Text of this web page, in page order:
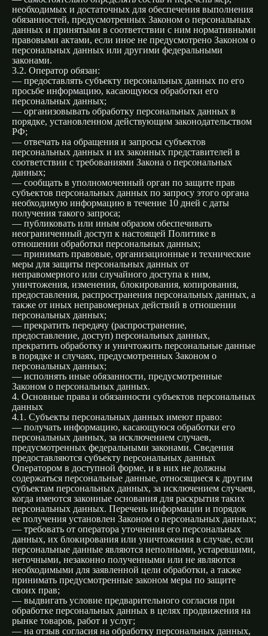
необходимых и достаточных для обеспечения выполнения
обязанностей, предусмотренных Законом о персональных
данных и принятыми в соответствии с ним нормативными
правовыми актами, если иное не предусмотрено Законом о
персональных данных или другими федеральными
законами.
3.2. Оператор обязан:
— предоставлять субъекту персональных данных по его
просьбе информацию, касающуюся обработки его
персональных данных;
— организовывать обработку персональных данных в
порядке, установленном действующим законодательством
РФ;
— отвечать на обращения и запросы субъектов
персональных данных и их законных представителей в
соответствии с требованиями Закона о персональных
данных;
— сообщать в уполномоченный орган по защите прав
субъектов персональных данных по запросу этого органа
необходимую информацию в течение 10 дней с даты
получения такого запроса;
— публиковать или иным образом обеспечивать
неограниченный доступ к настоящей Политике в
отношении обработки персональных данных;
— принимать правовые, организационные и технические
меры для защиты персональных данных от
неправомерного или случайного доступа к ним,
уничтожения, изменения, блокирования, копирования,
предоставления, распространения персональных данных, а
также от иных неправомерных действий в отношении
персональных данных;
— прекратить передачу (распространение,
предоставление, доступ) персональных данных,
прекратить обработку и уничтожить персональные данные
в порядке и случаях, предусмотренных Законом о
персональных данных;
— исполнять иные обязанности, предусмотренные
Законом о персональных данных.
4. Основные права и обязанности субъектов персональных
данных
4.1. Субъекты персональных данных имеют право:
— получать информацию, касающуюся обработки его
персональных данных, за исключением случаев,
предусмотренных федеральными законами. Сведения
предоставляются субъекту персональных данных
Оператором в доступной форме, и в них не должны
содержаться персональные данные, относящиеся к другим
субъектам персональных данных, за исключением случаев,
когда имеются законные основания для раскрытия таких
персональных данных. Перечень информации и порядок
ее получения установлен Законом о персональных данных;
— требовать от оператора уточнения его персональных
данных, их блокирования или уничтожения в случае, если
персональные данные являются неполными, устаревшими,
неточными, незаконно полученными или не являются
необходимыми для заявленной цели обработки, а также
принимать предусмотренные законом меры по защите
своих прав;
— выдвигать условие предварительного согласия при
обработке персональных данных в целях продвижения на
рынке товаров, работ и услуг;
— на отзыв согласия на обработку персональных данных,